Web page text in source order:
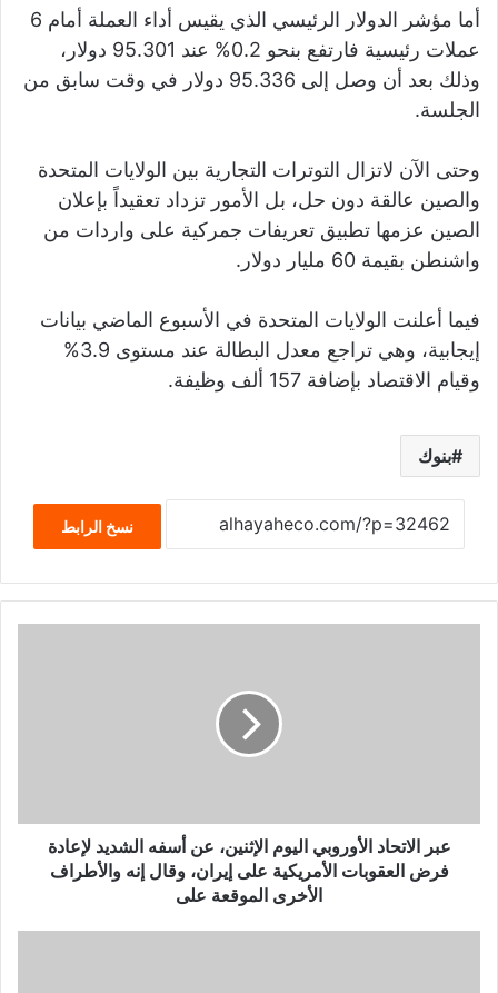
أما مؤشر الدولار الرئيسي الذي يقيس أداء العملة أمام 6
عملات رئيسية فارتفع بنحو 0.2% عند 95.301 دولار،
وذلك بعد أن وصل إلى 95.336 دولار في وقت سابق من
الجلسة.
وحتى الآن لاتزال التوترات التجارية بين الولايات المتحدة
والصين عالقة دون حل، بل الأمور تزداد تعقيداً بإعلان
الصين عزمها تطبيق تعريفات جمركية على واردات من
واشنطن بقيمة 60 مليار دولار.
فيما أعلنت الولايات المتحدة في الأسبوع الماضي بيانات
إيجابية، وهي تراجع معدل البطالة عند مستوى 3.9%
وقيام الاقتصاد بإضافة 157 ألف وظيفة.
بنوك
نسخ الرابط
عبر الاتحاد الأوروبي اليوم الإثنين، عن أسفه الشديد لإعادة
فرض العقوبات الأمريكية على إيران، وقال إنه والأطراف
الأخرى الموقعة على